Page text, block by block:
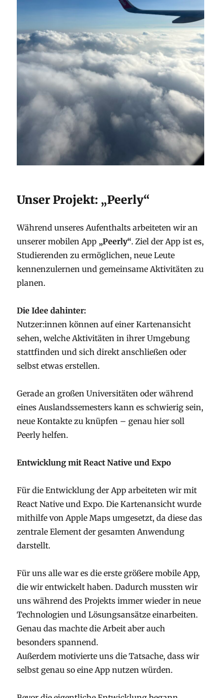
Unser Projekt: „Peerly“
Während unseres Aufenthalts arbeiteten wir an
unserer mobilen App „Peerly“. Ziel der App ist es,
Studierenden zu ermöglichen, neue Leute
kennenzulernen und gemeinsame Aktivitäten zu
planen.
Die Idee dahinter:
Nutzer:innen können auf einer Kartenansicht
sehen, welche Aktivitäten in ihrer Umgebung
stattfinden und sich direkt anschließen oder
selbst etwas erstellen.
Gerade an großen Universitäten oder während
eines Auslandssemesters kann es schwierig sein,
neue Kontakte zu knüpfen – genau hier soll
Peerly helfen.
Entwicklung mit React Native und Expo
Für die Entwicklung der App arbeiteten wir mit
React Native und Expo. Die Kartenansicht wurde
mithilfe von Apple Maps umgesetzt, da diese das
zentrale Element der gesamten Anwendung
darstellt.
Für uns alle war es die erste größere mobile App,
die wir entwickelt haben. Dadurch mussten wir
uns während des Projekts immer wieder in neue
Technologien und Lösungsansätze einarbeiten.
Genau das machte die Arbeit aber auch
besonders spannend.
Außerdem motivierte uns die Tatsache, dass wir
selbst genau so eine App nutzen würden.